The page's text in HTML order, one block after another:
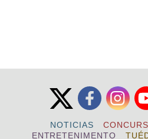
NOTICIAS
ENTRETENIMENTO